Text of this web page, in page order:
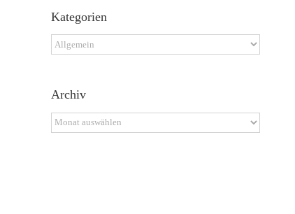
Kategorien
Kategorien
Archiv
Archiv